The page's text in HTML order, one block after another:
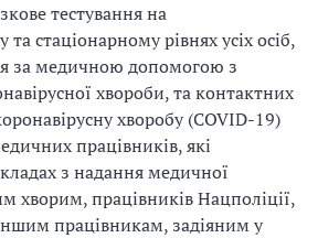
тестування на
стаціонарному рівнях усіх осіб,
за медичною допомогою з
хвороби, та контактних
хворобу (COVID-19)
працівників, які
з надання медичної
хворим, працівників Нацполіції,
працівникам, задіяним у